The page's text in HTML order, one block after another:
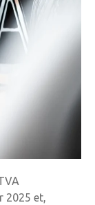
2025 et,